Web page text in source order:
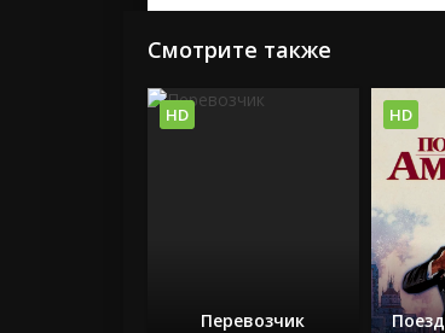
Смотрите также
Перевозчик
HD HD